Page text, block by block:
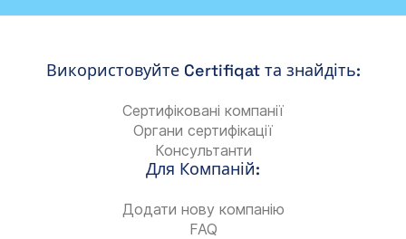
Використовуйте Certifiqat та знайдіть:
Сертифіковані компанії
Органи сертифікації
Консультанти
Для Компаній:
Додати нову компанію
FAQ